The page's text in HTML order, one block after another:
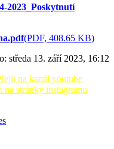
2023_Poskytnutí
(PDF, 408.65 KB)
středa 13. září 2023, 16:12